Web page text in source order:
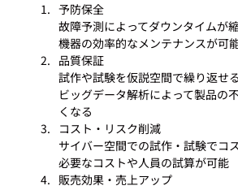
予防保全
故障予測によってダウンタイムが
機器の効率的なメンテナンスが可
品質保証
試作や試験を仮説空間で繰り返せる
ビッグデータ解析によって製品の
くなる
コスト・リスク削減
サイバー空間での試作・試験でコ
必要なコストや人員の試算が可能
販売効果・売上アップ